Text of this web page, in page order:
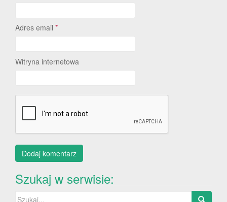
Adres email *
Witryna internetowa
Szukaj w serwisie:
Szukaj: